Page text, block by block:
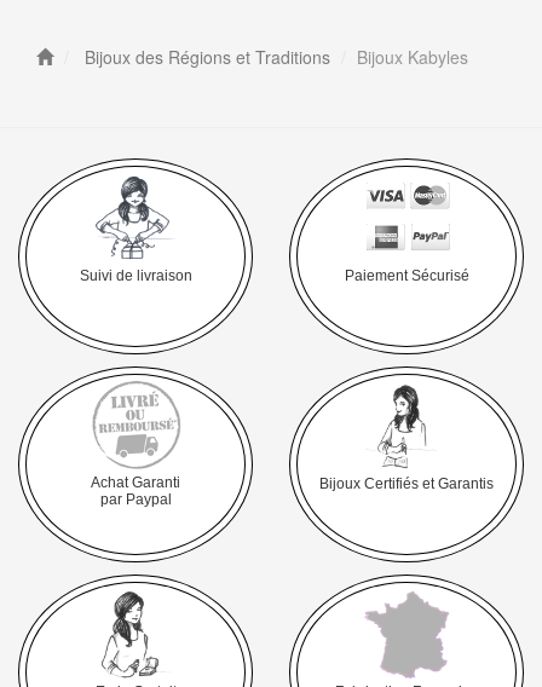
Bijoux des Régions et Traditions Bijoux Kabyles
Suivi de livraison Paiement Sécurisé
Achat Garanti
par Paypal
Bijoux Certifiés et Garantis